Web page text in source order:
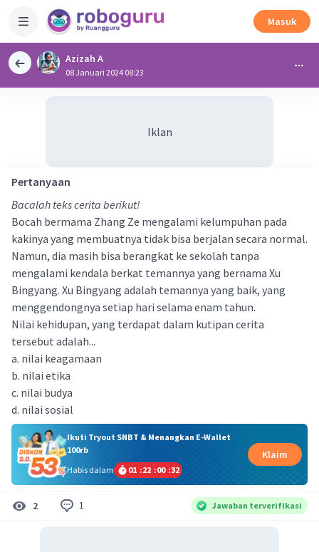
Masuk
Azizah A
08 Januari 2024 08:23
Iklan
Pertanyaan
Bacalah teks cerita berikut!
Bocah bermama Zhang Ze mengalami kelumpuhan pada
kakinya yang membuatnya tidak bisa berjalan secara normal.
Namun, dia masih bisa berangkat ke sekolah tanpa
mengalami kendala berkat temannya yang bernama Xu
Bingyang. Xu Bingyang adalah temannya yang baik, yang
menggendongnya setiap hari selama enam tahun.
Nilai kehidupan, yang terdapat dalam kutipan cerita
tersebut adalah...
a. nilai keagamaan
b. nilai etika
c. nilai budya
d. nilai sosial
Ikuti Tryout SNBT & Menangkan E-Wallet
100rb
Habis dalam
01 :22 :00 :32
Klaim
2 1 Jawaban terverifikasi